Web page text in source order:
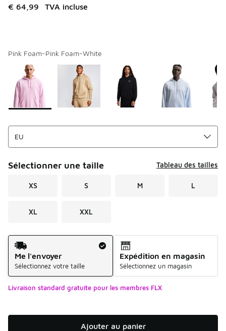
€ 64,99 TVA incluse
Pink Foam-Pink Foam-White
Page 1 sur 1 affichant 1 à 5 des 5 couleurs.
Merci de sélectionner un style
Sélectionner une taille Tableau des tailles
XS S M L
XL XXL
Mode d'expédition
Me l'envoyer
Sélectionnez votre taille
Expédition en magasin
Sélectionnez un magasin
Livraison standard gratuite pour les membres FLX
Ajouter au panier